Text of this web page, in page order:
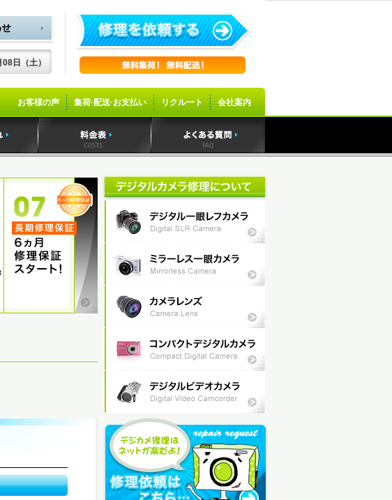
日（土）
会社案内
リクルート
集荷·配送·お支払い
お客様の声